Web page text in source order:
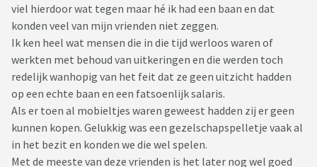
viel hierdoor wat tegen maar hé ik had een baan en dat
konden veel van mijn vrienden niet zeggen.
Ik ken heel wat mensen die in die tijd werloos waren of
werkten met behoud van uitkeringen en die werden toch
redelijk wanhopig van het feit dat ze geen uitzicht hadden
op een echte baan en een fatsoenlijk salaris.
Als er toen al mobieltjes waren geweest hadden zij er geen
kunnen kopen. Gelukkig was een gezelschapspelletje vaak al
in het bezit en konden we die wel spelen.
Met de meeste van deze vrienden is het later nog wel goed